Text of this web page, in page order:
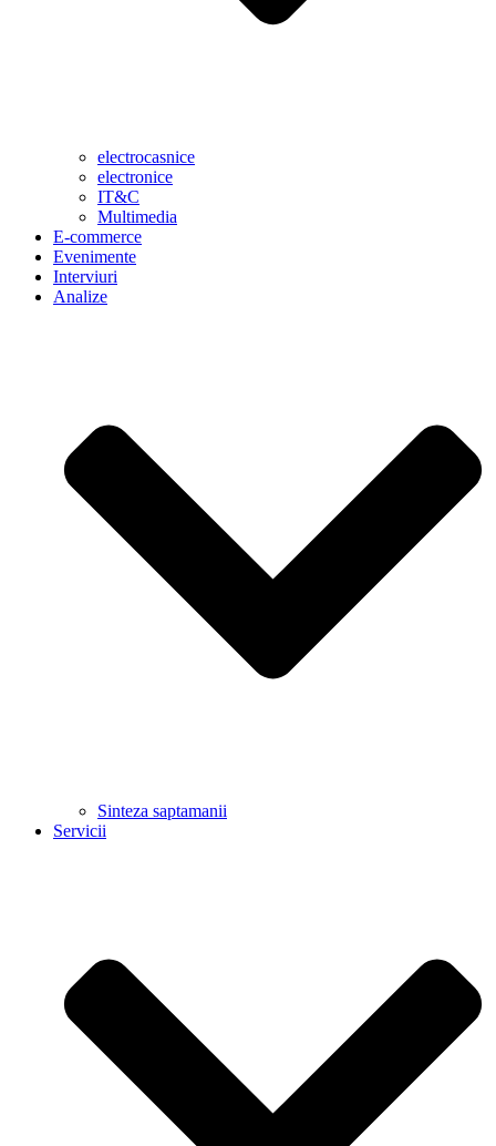
electrocasnice
electronice
IT&C
Multimedia
E-commerce
Evenimente
Interviuri
Analize
Sinteza saptamanii
Servicii